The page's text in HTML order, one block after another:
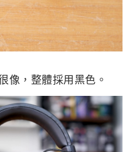
像，整體採用黑色。